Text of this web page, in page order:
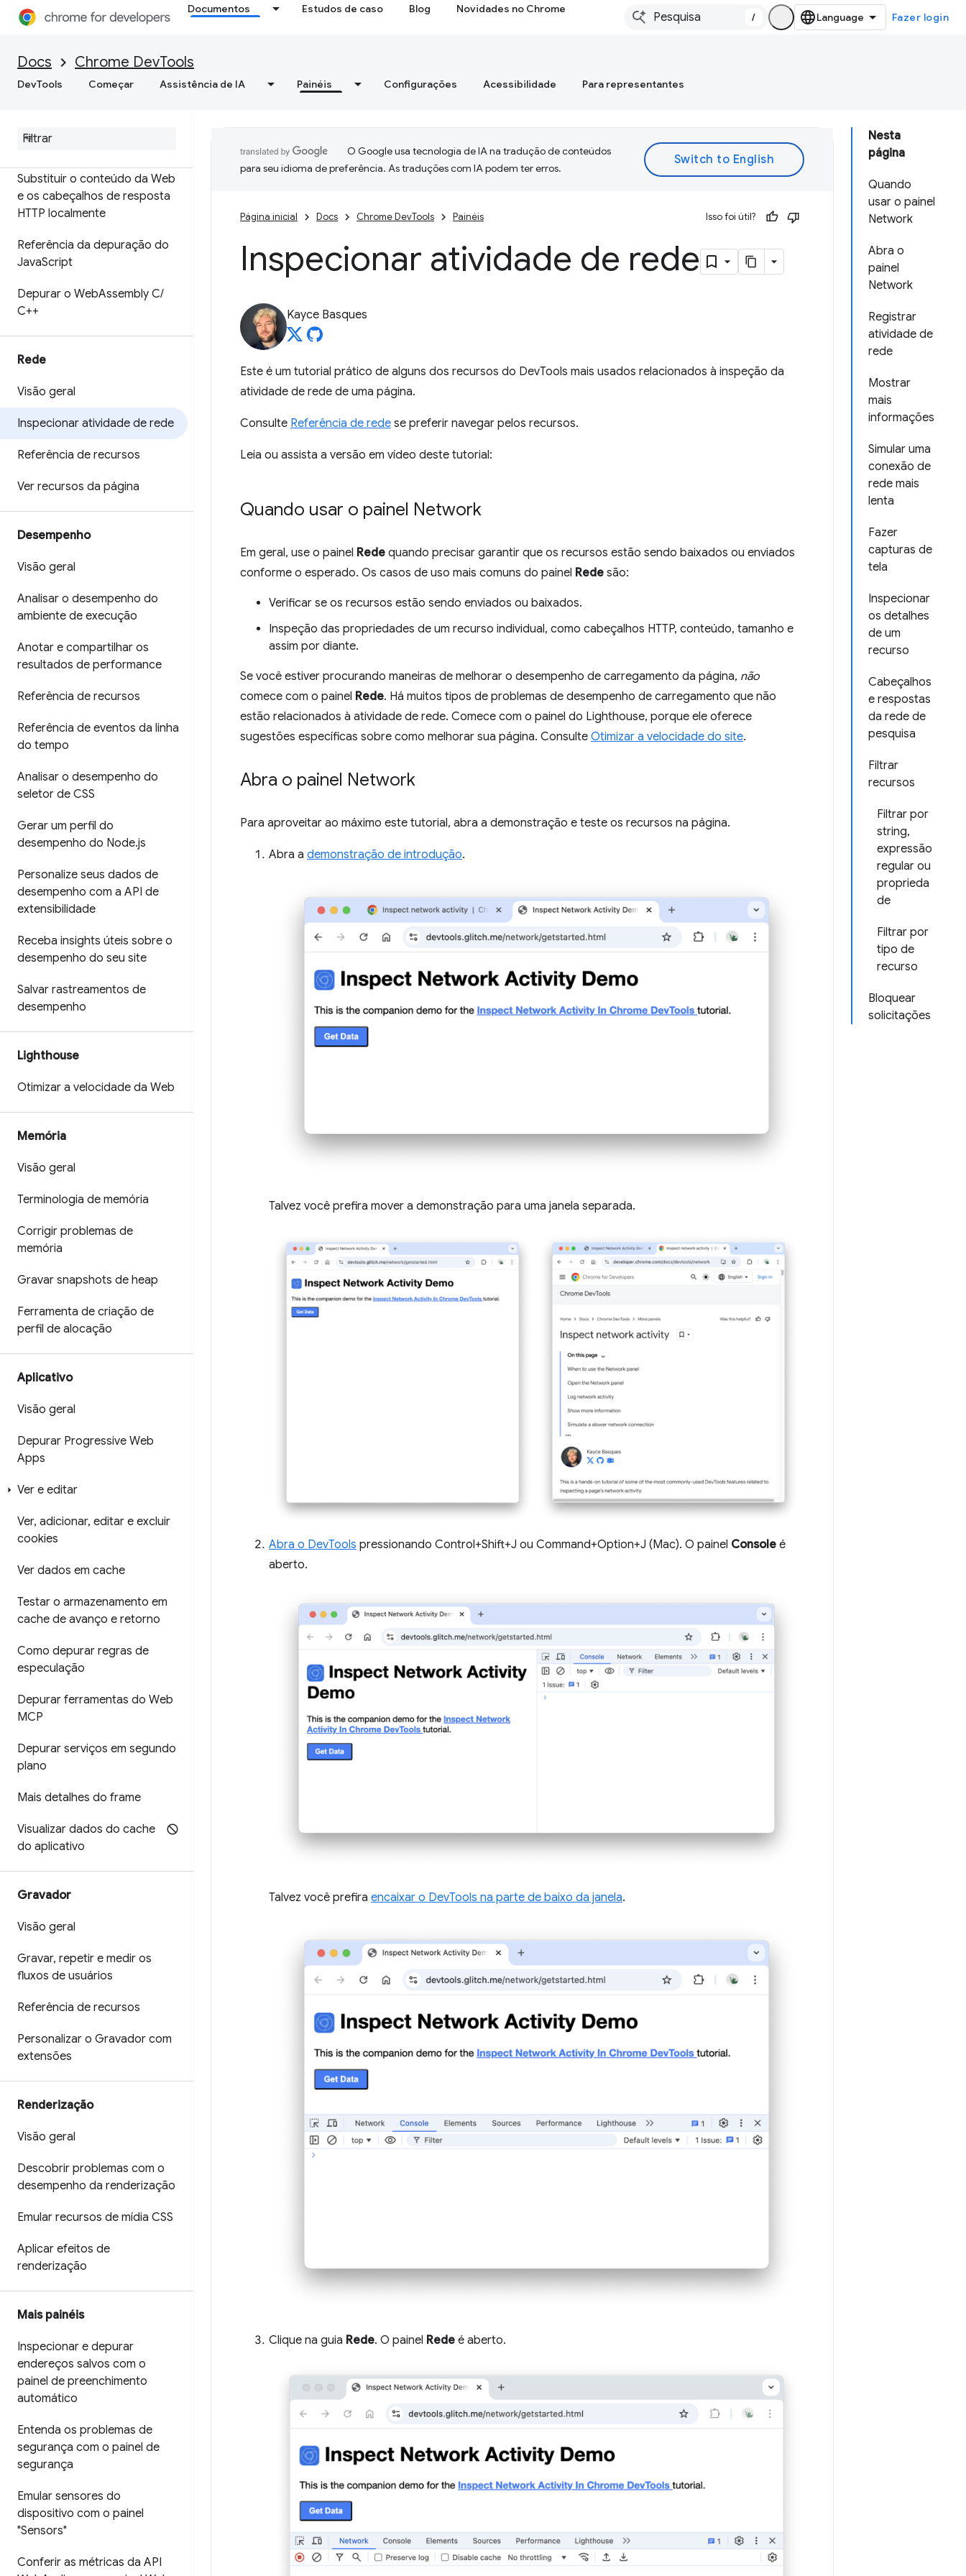
Documentos Estudos de caso Blog Novidades no Chrome
/ Fazer login
Docs Chrome DevTools
DevTools Começar Assistência de IA Painéis Configurações Acessibilidade Para representantes
de origem
ignoreList
alterações nos arquivos de
Substituir o conteúdo da Web
e os cabeçalhos de resposta
HTTP localmente
Referência da depuração do
JavaScript
Depurar o WebAssembly C/
C++
Rede
Visão geral
Inspecionar atividade de rede
Referência de recursos
Ver recursos da página
Desempenho
Visão geral
Analisar o desempenho do
ambiente de execução
Anotar e compartilhar os
resultados de performance
Referência de recursos
Referência de eventos da linha
do tempo
Analisar o desempenho do
seletor de CSS
Gerar um perfil do
desempenho do Node.js
Personalize seus dados de
desempenho com a API de
extensibilidade
Receba insights úteis sobre o
desempenho do seu site
Salvar rastreamentos de
desempenho
Lighthouse
Otimizar a velocidade da Web
Memória
Visão geral
Terminologia de memória
Corrigir problemas de
memória
Gravar snapshots de heap
Ferramenta de criação de
perfil de alocação
Aplicativo
Visão geral
Depurar Progressive Web
Apps
Ver e editar
Ver, adicionar, editar e excluir
cookies
Ver dados em cache
Testar o armazenamento em
cache de avanço e retorno
Como depurar regras de
especulação
Depurar ferramentas do Web
MCP
Depurar serviços em segundo
plano
Mais detalhes do frame
Visualizar dados do cache
do aplicativo
Gravador
Visão geral
Gravar, repetir e medir os
fluxos de usuários
Referência de recursos
Personalizar o Gravador com
extensões
Renderização
Visão geral
Descobrir problemas com o
desempenho da renderização
Emular recursos de mídia CSS
Aplicar efeitos de
renderização
Mais painéis
Inspecionar e depurar
endereços salvos com o
painel de preenchimento
automático
Entenda os problemas de
segurança com o painel de
segurança
Emular sensores do
dispositivo com o painel
"Sensors"
Conferir as métricas da API
Nesta
página
Quando
usar o painel
Network
Abra o
painel
Network
Registrar
atividade de
rede
Mostrar
mais
informações
Simular uma
conexão de
rede mais
lenta
Fazer
capturas de
tela
Inspecionar
os detalhes
de um
recurso
Cabeçalhos
e respostas
da rede de
pesquisa
Filtrar
recursos
Filtrar por
string,
expressão
regular ou
proprieda
de
Filtrar por
tipo de
recurso
Bloquear
solicitações
O Google usa tecnologia de IA na tradução de conteúdos
para seu idioma de preferência. As traduções com IA podem ter erros.
Página inicial Docs Chrome DevTools Painéis Isso foi útil?
Inspecionar atividade de rede
Kayce Basques
Este é um tutorial prático de alguns dos recursos do DevTools mais usados relacionados à inspeção da
atividade de rede de uma página.
Consulte Referência de rede se preferir navegar pelos recursos.
Leia ou assista a versão em vídeo deste tutorial:
Quando usar o painel Network
Em geral, use o painel Rede quando precisar garantir que os recursos estão sendo baixados ou enviados
conforme o esperado. Os casos de uso mais comuns do painel Rede são:
Verificar se os recursos estão sendo enviados ou baixados.
Inspeção das propriedades de um recurso individual, como cabeçalhos HTTP, conteúdo, tamanho e
assim por diante.
Se você estiver procurando maneiras de melhorar o desempenho de carregamento da página, não
comece com o painel Rede. Há muitos tipos de problemas de desempenho de carregamento que não
estão relacionados à atividade de rede. Comece com o painel do Lighthouse, porque ele oferece
sugestões específicas sobre como melhorar sua página. Consulte Otimizar a velocidade do site.
Abra o painel Network
Para aproveitar ao máximo este tutorial, abra a demonstração e teste os recursos na página.
Abra a demonstração de introdução.
Talvez você prefira mover a demonstração para uma janela separada.
Abra o DevTools pressionando Control+Shift+J ou Command+Option+J (Mac). O painel Console é
aberto.
Talvez você prefira encaixar o DevTools na parte de baixo da janela.
Clique na guia Rede. O painel Rede é aberto.